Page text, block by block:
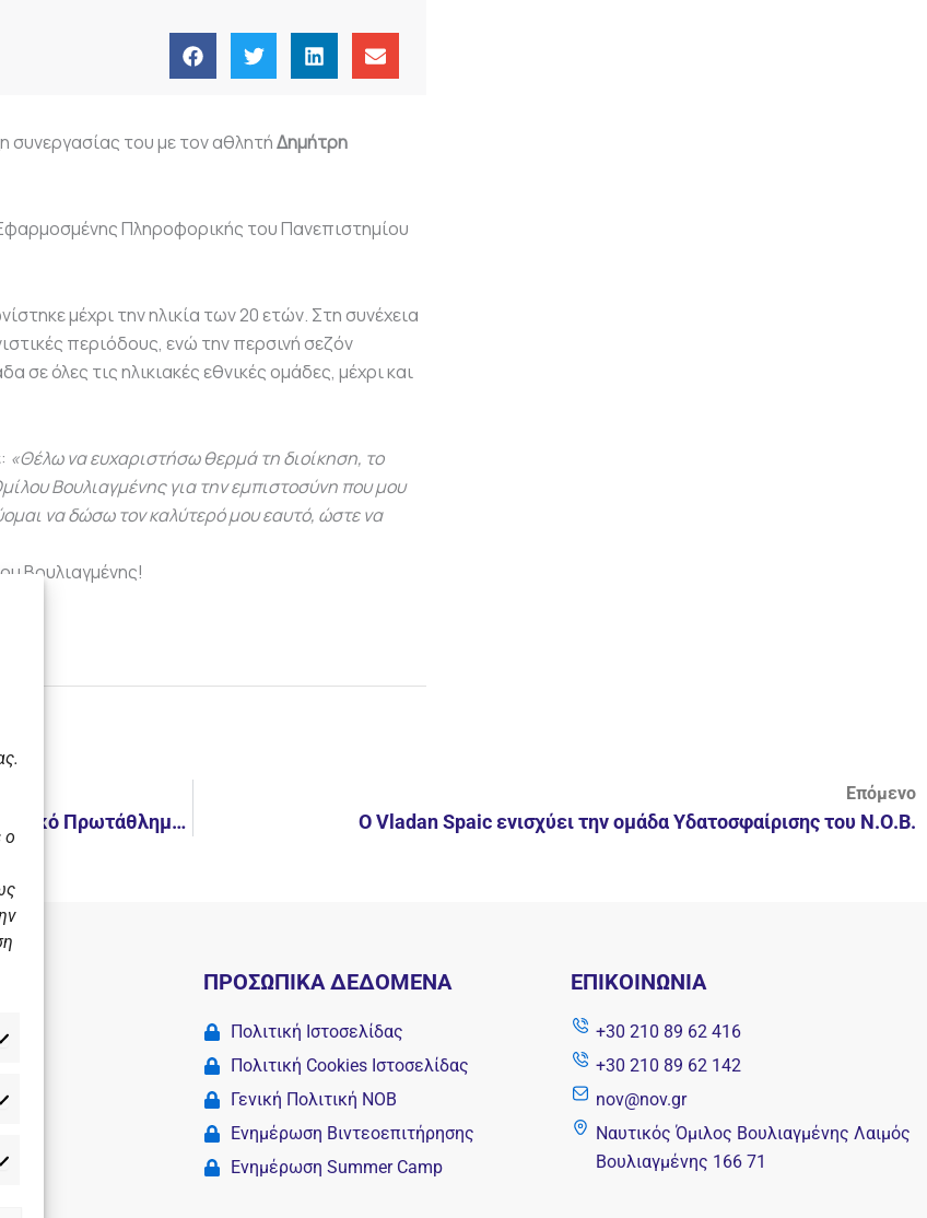
ο
συνεργασίας του με τον αθλητήΔημήτρη
Πληροφορικής του Πανεπιστημίου
μέχρι την ηλικία των 20 ετών. Στη συνέχεια
περιόδους, ενώ την περσινή σεζόν
όλες τις ηλικιακές εθνικές ομάδες, μέχρι και
«Θέλω να ευχαριστήσω θερμά τη διοίκηση, το
Βουλιαγμένης για την εμπιστοσύνη που μου
να δώσω τον καλύτερό μου εαυτό, ώστε να
Βουλιαγμένης!
Νέο παγκόσμιο ρεκόρ από τον Αρματά Ιωάννη στο Πανευρωπαϊκό Πρωτάθλημα Τεχνικής Κολύμβησης Νέων–Νεανίδων
Επόμενο
O Vladan Spaic ενισχύει την ομάδα Υδατοσφαίρισης του Ν.Ο.Β.
ΠΡΟΣΩΠΙΚΑ ΔΕΔΟΜΕΝΑ
Πολιτική Ιστοσελίδας
Πολιτική Cookies Iστοσελίδας
Γενική Πολιτική ΝΟΒ
Ενημέρωση Βιντεοεπιτήρησης
Ενημέρωση Summer Camp
ΕΠΙΚΟΙΝΩΝΊΑ
+30 210 89 62 416
+30 210 89 62 142
nov@nov.gr
Ναυτικός Όμιλος Βουλιαγμένης Λαιμός
Βουλιαγμένης 166 71